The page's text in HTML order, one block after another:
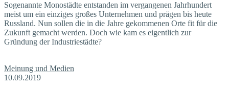
Sogenannte Monostädte entstanden im vergangenen Jahrhundert
meist um ein einziges großes Unternehmen und prägen bis heute
Russland. Nun sollen die in die Jahre gekommenen Orte fit für die
Zukunft gemacht werden. Doch wie kam es eigentlich zur
Gründung der Industriestädte?
Meinung und Medien
10.09.2019